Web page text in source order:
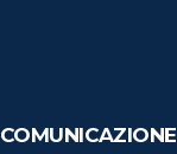
COMUNICAZIONE